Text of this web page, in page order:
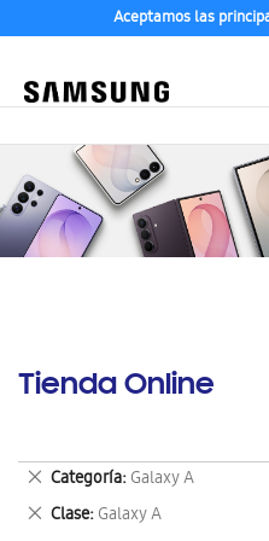
Aceptamos las
Tienda Online
Categoría Galaxy A
Eliminar
este
artículo
Clase Galaxy A
Eliminar